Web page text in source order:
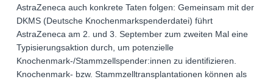
AstraZeneca auch konkrete Taten folgen: Gemeinsam mit der
DKMS (Deutsche Knochenmarkspenderdatei) führt
AstraZeneca am 2. und 3. September zum zweiten Mal eine
Typisierungsaktion durch, um potenzielle
Knochenmark-/Stammzellspender:innen zu identifizieren.
Knochenmark- bzw. Stammzelltransplantationen können als